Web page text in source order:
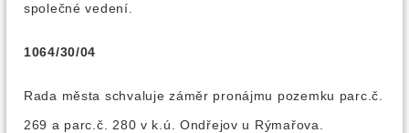
společné vedení.
1064/30/04
Rada města schvaluje záměr pronájmu pozemku parc.č.
269 a parc.č. 280 v k.ú. Ondřejov u Rýmařova.